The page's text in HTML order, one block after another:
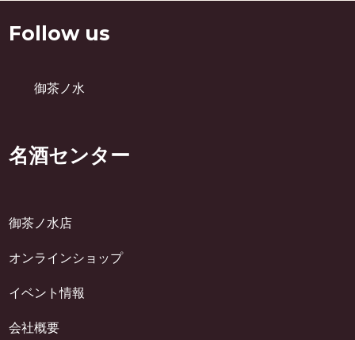
Follow us
御茶ノ水
名酒センター
御茶ノ水店
オンラインショップ
イベント情報
会社概要